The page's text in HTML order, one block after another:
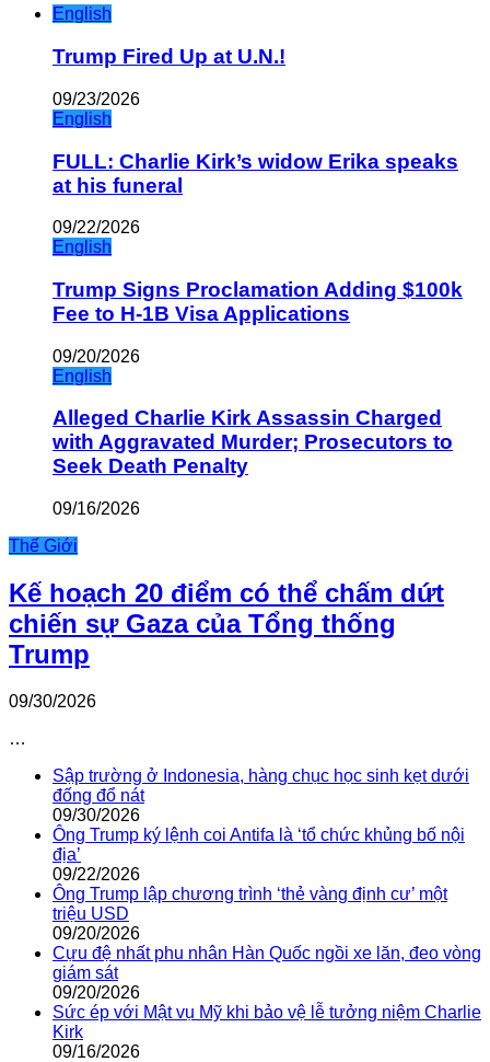
English
Trump Fired Up at U.N.!
09/23/2026
English
FULL: Charlie Kirk’s widow Erika speaks
at his funeral
09/22/2026
English
Trump Signs Proclamation Adding $100k
Fee to H-1B Visa Applications
09/20/2026
English
Alleged Charlie Kirk Assassin Charged
with Aggravated Murder; Prosecutors to
Seek Death Penalty
09/16/2026
Thế Giới
Kế hoạch 20 điểm có thể chấm dứt
chiến sự Gaza của Tổng thống
Trump
09/30/2026
…
Sập trường ở Indonesia, hàng chục học sinh kẹt dưới
đống đổ nát
09/30/2026
Ông Trump ký lệnh coi Antifa là ‘tổ chức khủng bố nội
địa’
09/22/2026
Ông Trump lập chương trình ‘thẻ vàng định cư’ một
triệu USD
09/20/2026
Cựu đệ nhất phu nhân Hàn Quốc ngồi xe lăn, đeo vòng
giám sát
09/20/2026
Sức ép với Mật vụ Mỹ khi bảo vệ lễ tưởng niệm Charlie
Kirk
09/16/2026